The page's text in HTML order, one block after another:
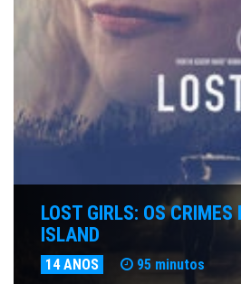
LOST GIRLS: OS CRIMES
ISLAND
14 ANOS 95 minutos